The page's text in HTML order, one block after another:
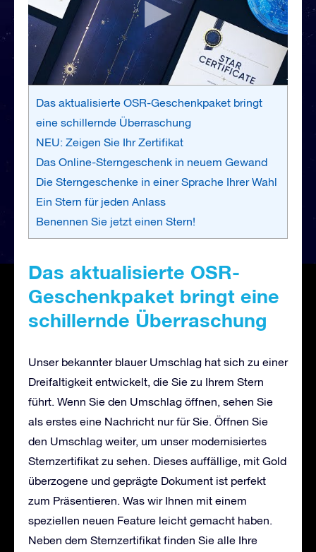
Das aktualisierte OSR-Geschenkpaket bringt
eine schillernde Überraschung
NEU: Zeigen Sie Ihr Zertifikat
Das Online-Sterngeschenk in neuem Gewand
Die Sterngeschenke in einer Sprache Ihrer Wahl
Ein Stern für jeden Anlass
Benennen Sie jetzt einen Stern!
Das aktualisierte OSR-
Geschenkpaket bringt eine
schillernde Überraschung
Unser bekannter blauer Umschlag hat sich zu einer
Dreifaltigkeit entwickelt, die Sie zu Ihrem Stern
führt. Wenn Sie den Umschlag öffnen, sehen Sie
als erstes eine Nachricht nur für Sie. Öffnen Sie
den Umschlag weiter, um unser modernisiertes
Sternzertifikat zu sehen. Dieses auffällige, mit Gold
überzogene und geprägte Dokument ist perfekt
zum Präsentieren. Was wir Ihnen mit einem
speziellen neuen Feature leicht gemacht haben.
Neben dem Sternzertifikat finden Sie alle Ihre